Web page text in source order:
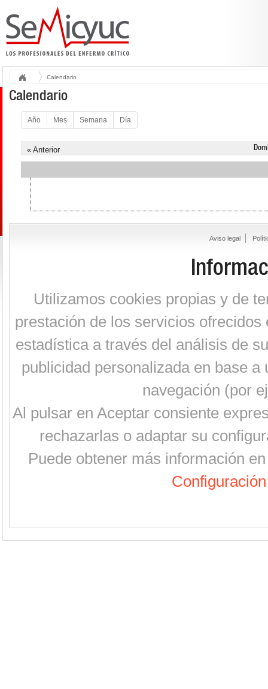
Calendario
Calendario
Año Mes Semana Día
« Anterior
Aviso legal
Utilizamos cookies propias y de
prestación de los servicios
estadística a través del análisis de
publicidad personalizada en base
navegación (por
Al pulsar en Aceptar consiente
rechazarlas o adaptar su
Puede obtener más información